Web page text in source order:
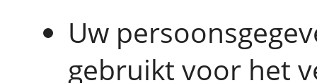
Uw
gebruikt voor het